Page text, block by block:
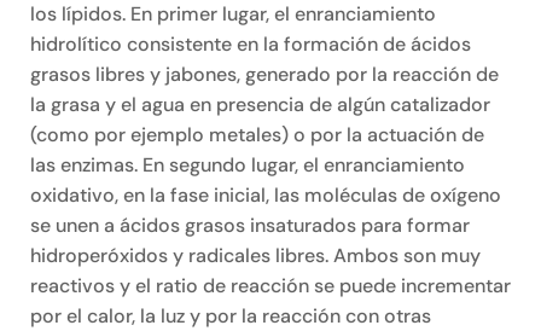
los lípidos. En primer lugar, el enranciamiento
hidrolítico consistente en la formación de ácidos
grasos libres y jabones, generado por la reacción de
la grasa y el agua en presencia de algún catalizador
(como por ejemplo metales) o por la actuación de
las enzimas. En segundo lugar, el enranciamiento
oxidativo, en la fase inicial, las moléculas de oxígeno
se unen a ácidos grasos insaturados para formar
hidroperóxidos y radicales libres. Ambos son muy
reactivos y el ratio de reacción se puede incrementar
por el calor, la luz y por la reacción con otras